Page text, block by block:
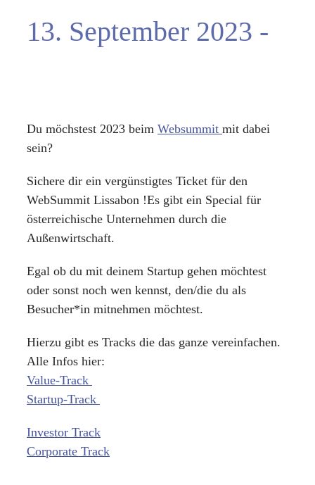
13. September 2023 -
Du möchstest 2023 beim Websummit mit dabei
sein?
Sichere dir ein vergünstigtes Ticket für den
WebSummit Lissabon !Es gibt ein Special für
österreichische Unternehmen durch die
Außenwirtschaft.
Egal ob du mit deinem Startup gehen möchtest
oder sonst noch wen kennst, den/die du als
Besucher*in mitnehmen möchtest.
Hierzu gibt es Tracks die das ganze vereinfachen.
Alle Infos hier:
Value-Track
Startup-Track
Investor Track
Corporate Track